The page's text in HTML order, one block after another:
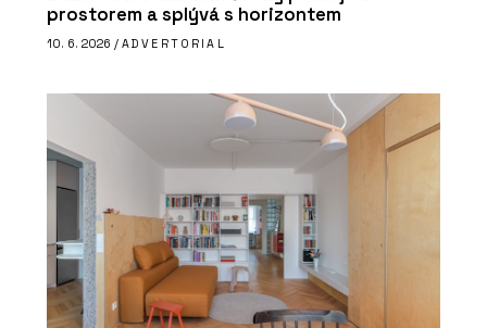
prostorem a splývá s horizontem
10. 6. 2026 / ADVERTORIAL